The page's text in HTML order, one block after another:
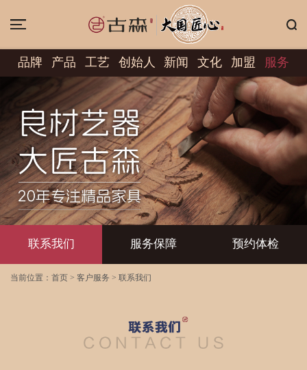
品牌 产品 工艺 创始人 新闻 文化 加盟 服务
联系我们 服务保障 预约体检
当前位置： 首页 > 客户服务 > 联系我们